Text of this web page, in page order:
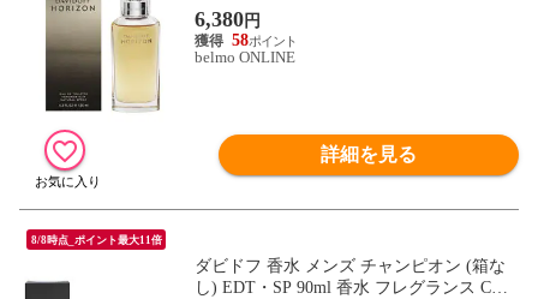
ON DAVIDOFF 新品 未使用
6,380円
58
belmo ONLINE
詳細を見る
8/8時点_ポイント最大11倍
ダビドフ 香水 メンズ チャンピオン (箱な
し) EDT・SP 90ml 香水 フレグランス CHA